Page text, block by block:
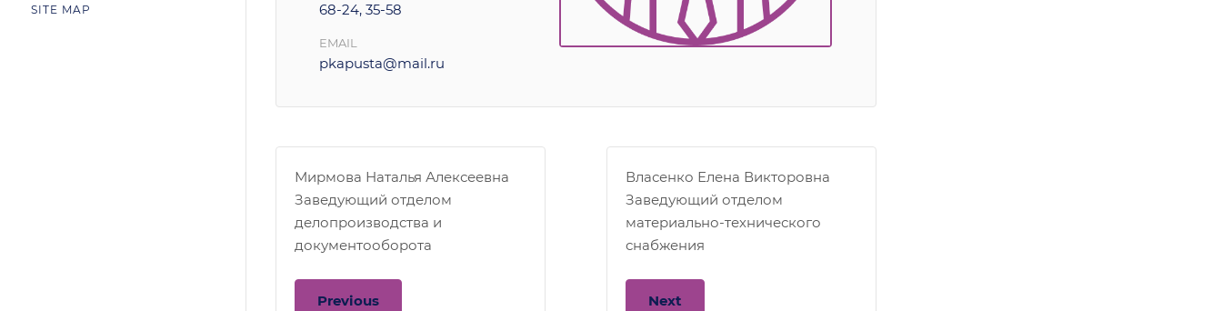
SITE MAP
68-24, 35-58
EMAIL
pkapusta@mail.ru
Мирмова Наталья Алексеевна
Заведующий отделом
делопроизводства и
документооборота
Previous
Власенко Елена Викторовна
Заведующий отделом
материально-технического
снабжения
Next